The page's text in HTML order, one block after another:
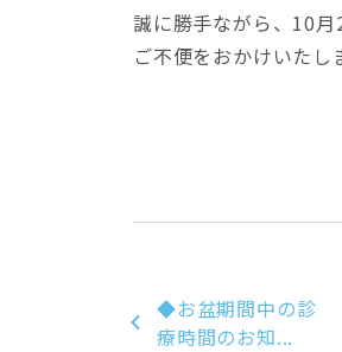
誠に勝手ながら、10月
ご不便をおかけいたし
◆お盆期間中の診
療時間のお知...